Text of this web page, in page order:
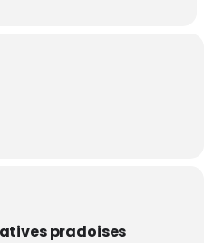
pradoises